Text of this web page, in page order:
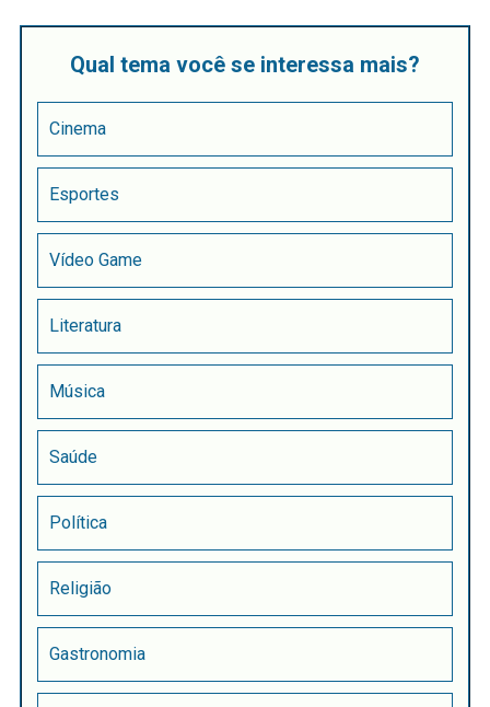
Qual tema você se interessa mais?
Cinema
Esportes
Vídeo Game
Literatura
Música
Saúde
Política
Religião
Gastronomia